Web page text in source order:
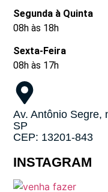
Segunda à Quinta
08h às 18h
Sexta-Feira
08h às 17h
Av. Antônio Segre,
SP
CEP: 13201-843
INSTAGRAM